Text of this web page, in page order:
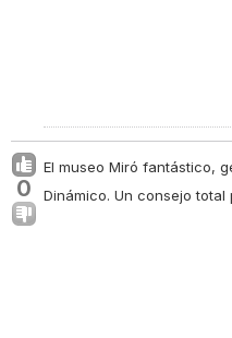
0
El museo Miró fantástico,
Dinámico. Un consejo